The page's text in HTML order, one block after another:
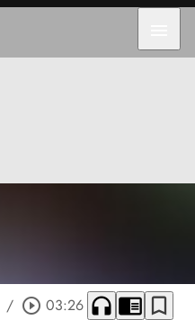
/ play_circle_outline 03:26 headphones chrome_reader_mode bookmark_border